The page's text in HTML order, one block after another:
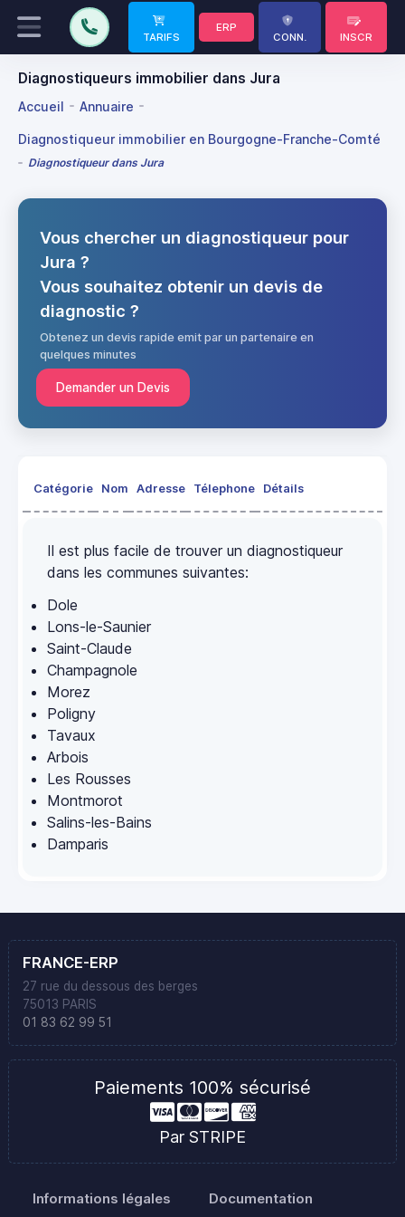
TARIFS
ERP
CONN.
INSCR
Diagnostiqueurs immobilier dans Jura
Accueil Annuaire
Diagnostiqueur immobilier en Bourgogne-Franche-Comté
Diagnostiqueur dans Jura
Vous chercher un diagnostiqueur pour
Jura ?
Vous souhaitez obtenir un devis de
diagnostic ?
Obtenez un devis rapide emit par un partenaire en
quelques minutes
Demander un Devis
Catégorie Nom Adresse Télephone Détails
Il est plus facile de trouver un diagnostiqueur
dans les communes suivantes:
Dole
Lons-le-Saunier
Saint-Claude
Champagnole
Morez
Poligny
Tavaux
Arbois
Les Rousses
Montmorot
Salins-les-Bains
Damparis
FRANCE-ERP
27 rue du dessous des berges
75013 PARIS
01 83 62 99 51
Paiements 100% sécurisé
Par STRIPE
Informations légales Documentation